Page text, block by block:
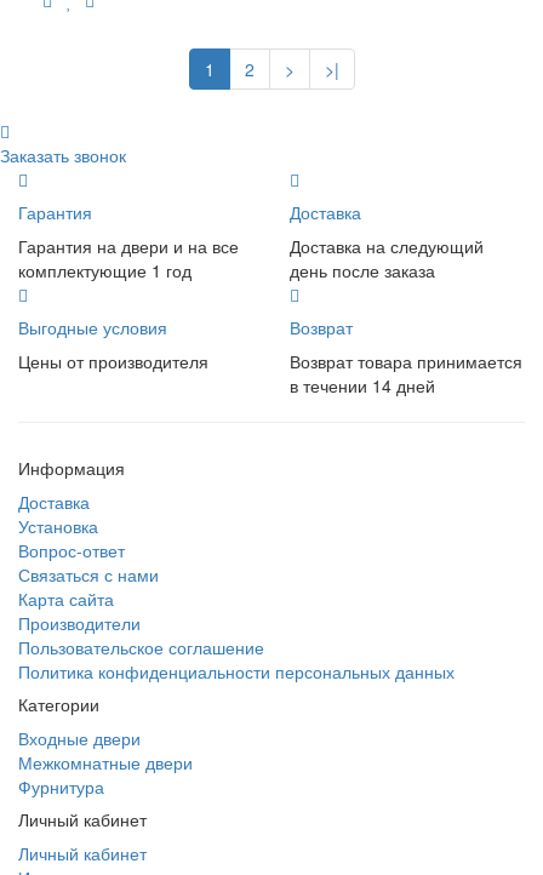
1 2 > >|
Заказать звонок
Гарантия
Гарантия на двери и на все
комплектующие 1 год
Доставка
Доставка на следующий
день после заказа
Выгодные условия
Цены от производителя
Возврат
Возврат товара принимается
в течении 14 дней
Информация
Доставка
Установка
Вопрос-ответ
Связаться с нами
Карта сайта
Производители
Пользовательское соглашение
Политика конфиденциальности персональных данных
Категории
Входные двери
Межкомнатные двери
Фурнитура
Личный кабинет
Личный кабинет